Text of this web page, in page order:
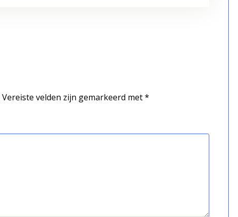
Vereiste velden zijn gemarkeerd met*